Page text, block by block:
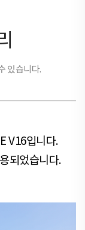
있습니다.
V16입니다.
되었습니다.